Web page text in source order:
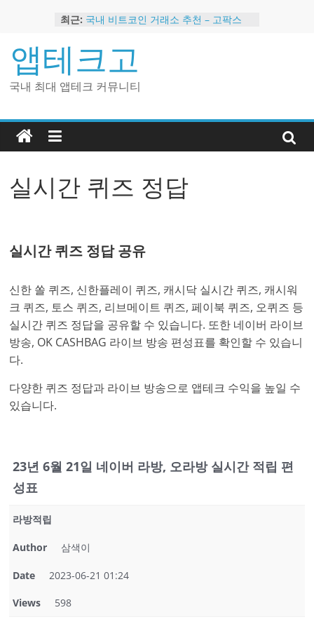
content
최근: 국내 비트코인 거래소 추천 – 고팍스
트
2024 강력히 추천하는 은행 멤버십 현
금 앱테크
해외 코인 거래소 추천 순위 BEST 2
앱테크고
국내 최대 앱테크 커뮤니티
실시간 퀴즈 정답
실시간 퀴즈 정답 공유
신한 쏠 퀴즈, 신한플레이 퀴즈, 캐시닥 실시간 퀴즈, 캐시워
크 퀴즈, 토스 퀴즈, 리브메이트 퀴즈, 페이북 퀴즈, 오퀴즈 등
실시간 퀴즈 정답을 공유할 수 있습니다. 또한 네이버 라이브
방송, OK CASHBAG 라이브 방송 편성표를 확인할 수 있습니
다.
다양한 퀴즈 정답과 라이브 방송으로 앱테크 수익을 높일 수
있습니다.
23년 6월 21일 네이버 라방, 오라방 실시간 적립 편
성표
라방적립
Author 삼색이
Date 2023-06-21 01:24
Views 598